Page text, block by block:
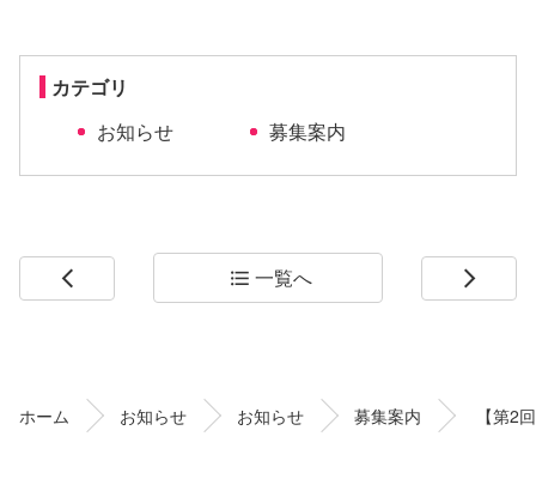
カテゴリ
お知らせ
募集案内
arrow_back_ios format_list_bulleted 一覧へ arrow_forward_ios
ホーム お知らせ お知らせ 募集案内 【第2